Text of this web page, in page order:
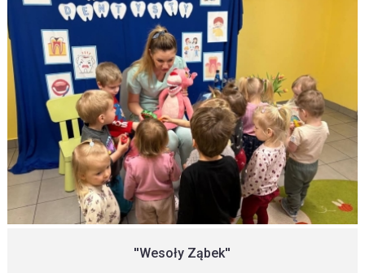
''Wesoły Ząbek''